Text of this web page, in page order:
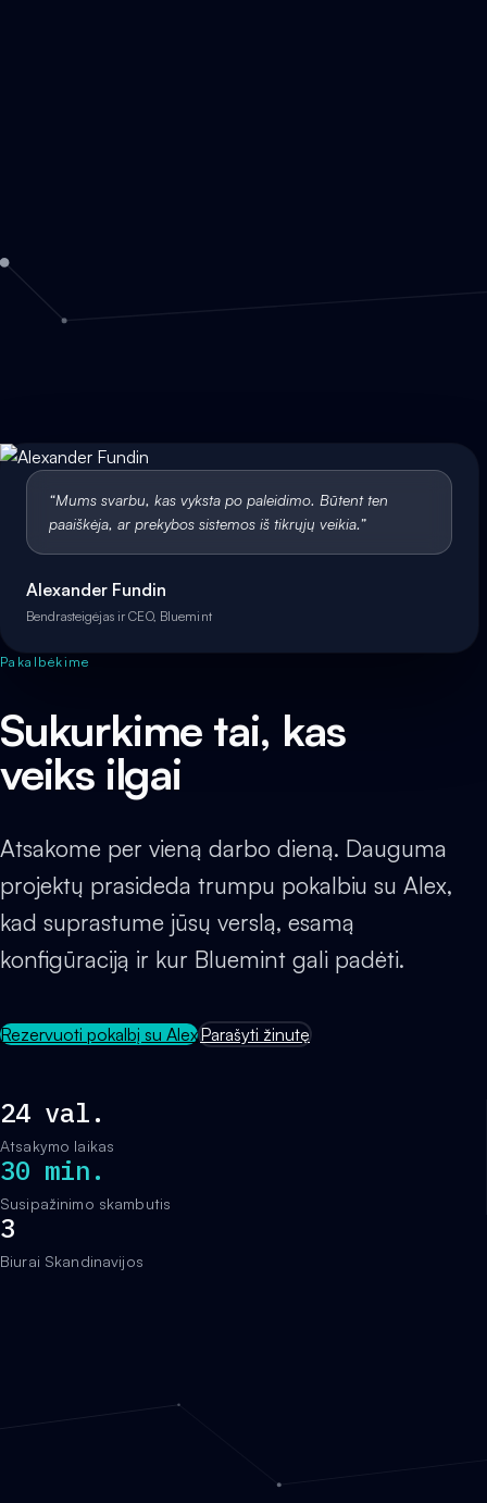
“Mums svarbu, kas vyksta po paleidimo. Būtent ten
paaiškėja, ar prekybos sistemos iš tikrųjų veikia.”
Alexander Fundin
Bendrasteigėjas ir CEO, Bluemint
Pakalbėkime
Sukurkime tai, kas
veiks ilgai
Atsakome per vieną darbo dieną. Dauguma
projektų prasideda trumpu pokalbiu su Alex,
kad suprastume jūsų verslą, esamą
konfigūraciją ir kur Bluemint gali padėti.
Rezervuoti pokalbį su AlexParašyti žinutę
24 val.
Atsakymo laikas
30 min.
Susipažinimo skambutis
3
Biurai Skandinavijos